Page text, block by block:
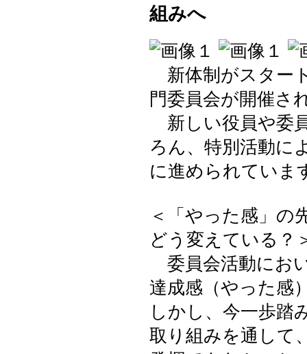
組みへ
新体制がスター
門委員会が開催さ
新しい役員や委
ろん、特別活動に
に進められていま
＜「やった感」
どう変えている？
委員会活動にお
達成感（やった感
しかし、今一歩踏
取り組みを通して